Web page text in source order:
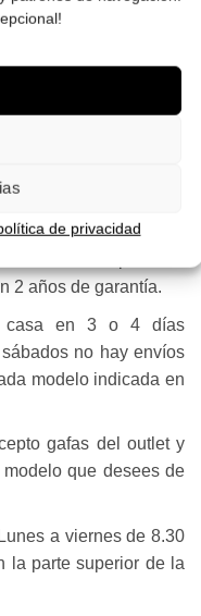
de privacidad
Baleares 5
y Melilla.
y devoluciones.
2 años de garantía.
casa en 3 o 4 días
no hay envíos
modelo indicada en
gafas del outlet y
que desees de
a viernes de 8.30
la parte superior de la